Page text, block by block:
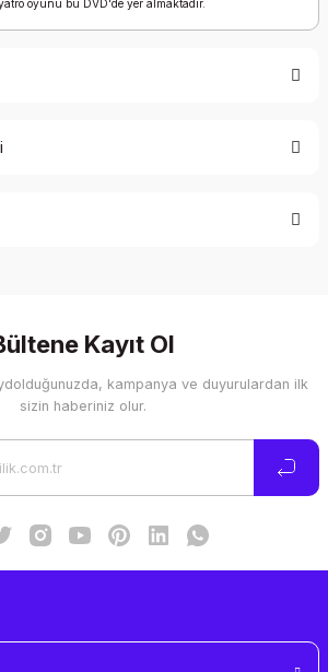
oyunu bu DVD'de yer almaktadır.
için teşekkür ederiz.
bozuk veya görüntülenemiyor.
Kayıt Ol
kampanya ve duyurulardan ilk
sizin haberiniz olur.